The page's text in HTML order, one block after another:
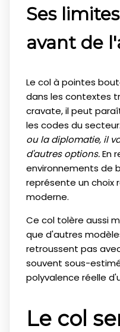
Ses
avant de
Le col à pointes
dans les contextes
cravate, il peut
les codes du secteur.
ou la diplomatie, il
d'autres options.En
environnements de
représente un choix
moderne.
Ce col tolère aussi
que d'autres
retroussent pas
souvent sous-
polyvalence réelle
Le col